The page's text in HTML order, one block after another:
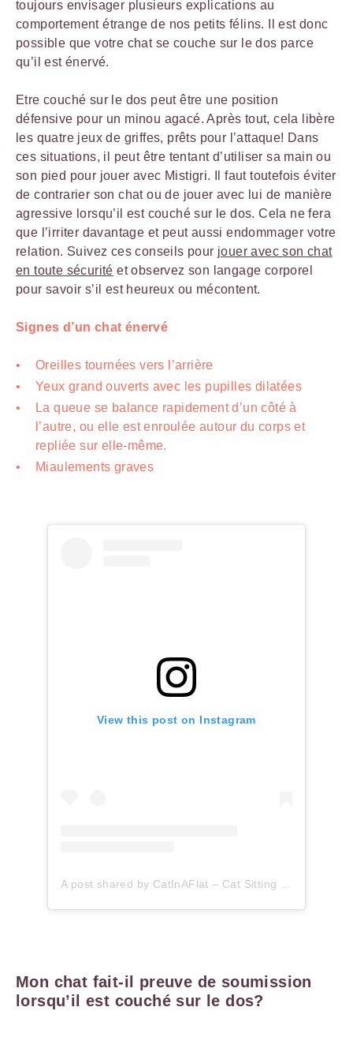
toujours envisager plusieurs explications au
comportement étrange de nos petits félins. Il est donc
possible que votre chat se couche sur le dos parce
qu’il est énervé.
Etre couché sur le dos peut être une position
défensive pour un minou agacé. Après tout, cela libère
les quatre jeux de griffes, prêts pour l’attaque! Dans
ces situations, il peut être tentant d’utiliser sa main ou
son pied pour jouer avec Mistigri. Il faut toutefois éviter
de contrarier son chat ou de jouer avec lui de manière
agressive lorsqu’il est couché sur le dos. Cela ne fera
que l’irriter davantage et peut aussi endommager votre
relation. Suivez ces conseils pour jouer avec son chat
en toute sécurité et observez son langage corporel
pour savoir s’il est heureux ou mécontent.
Signes d’un chat énervé
Oreilles tournées vers l’arrière
Yeux grand ouverts avec les pupilles dilatées
La queue se balance rapidement d’un côté à
l’autre, ou elle est enroulée autour du corps et
repliée sur elle-même.
Miaulements graves
View this post on Instagram
Mon chat fait-il preuve de soumission
lorsqu’il est couché sur le dos?